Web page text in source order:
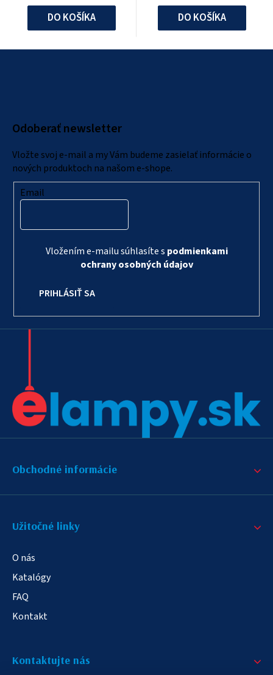
DO KOŠÍKA DO KOŠÍKA
Odoberať newsletter
Vložte svoj e-mail a my Vám budeme zasielať informácie o
nových produktoch na našom e-shope.
Email
Vložením e-mailu súhlasíte s podmienkami
ochrany osobných údajov
PRIHLÁSIŤ SA
Obchodné informácie
Užitočné linky
O nás
Katalógy
FAQ
Kontakt
Kontaktujte nás